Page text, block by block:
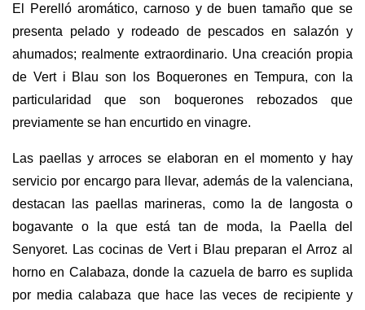
El Perelló aromático, carnoso y de buen tamaño que se
presenta pelado y rodeado de pescados en salazón y
ahumados; realmente extraordinario. Una creación propia
de Vert i Blau son los Boquerones en Tempura, con la
particularidad que son boquerones rebozados que
previamente se han encurtido en vinagre.
Las paellas y arroces se elaboran en el momento y hay
servicio por encargo para llevar, además de la valenciana,
destacan las paellas marineras, como la de langosta o
bogavante o la que está tan de moda, la Paella del
Senyoret. Las cocinas de Vert i Blau preparan el Arroz al
horno en Calabaza, donde la cazuela de barro es suplida
por media calabaza que hace las veces de recipiente y